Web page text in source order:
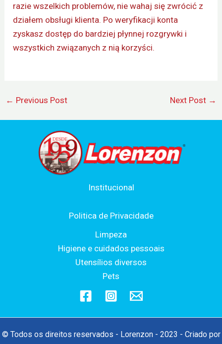
razie wszelkich problemów, nie wahaj się zwrócić z
działem obsługi klienta. Po weryfikacji konta
zyskasz dostęp do bardziej płynnej rozgrywki i
wszystkich związanych z nią korzyści.
← Previous Post Next Post →
Institucional
Politica de Privacidade
Limpeza
Higiene e cuidados pessoais
Utensílios diversos
Pets
© Todos os direitos reservados - Lorenzon - 2023 - Criado por